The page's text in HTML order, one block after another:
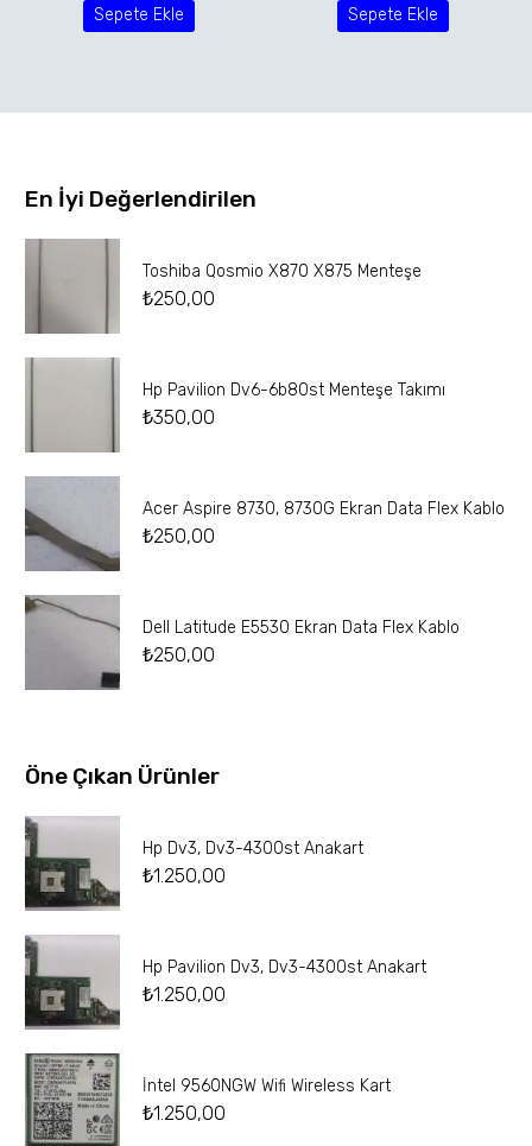
Sepete Ekle Sepete Ekle
En İyi Değerlendirilen
Toshiba Qosmio X870 X875 Menteşe
₺250,00
Hp Pavilion Dv6-6b80st Menteşe Takımı
₺350,00
Acer Aspire 8730, 8730G Ekran Data Flex Kablo
₺250,00
Dell Latitude E5530 Ekran Data Flex Kablo
₺250,00
Öne Çıkan Ürünler
Hp Dv3, Dv3-4300st Anakart
₺1.250,00
Hp Pavilion Dv3, Dv3-4300st Anakart
₺1.250,00
İntel 9560NGW Wifi Wireless Kart
₺1.250,00